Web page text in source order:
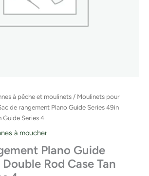
à pêche et moulinets / Moulinets pour
de rangement Plano Guide Series 49in
Guide Series 4
à moucher
Plano Guide
Rod Case Tan